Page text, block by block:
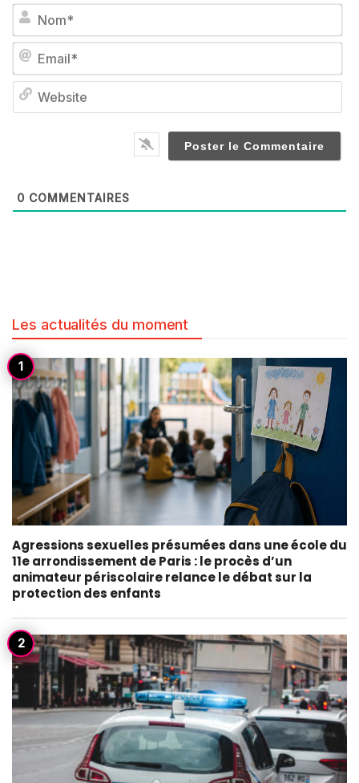
0 COMMENTAIRES
Les actualités du moment
Agressions sexuelles présumées dans une école du
11e arrondissement de Paris : le procès d’un
animateur périscolaire relance le débat sur la
protection des enfants